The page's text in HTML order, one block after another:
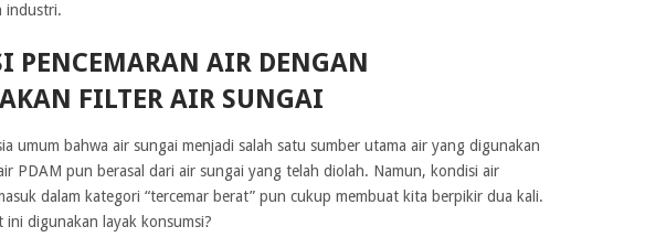
industri.
PENCEMARAN AIR DENGAN
FILTER AIR SUNGAI
umum bahwa air sungai menjadi salah satu sumber utama air yang digunakan
PDAM pun berasal dari air sungai yang telah diolah. Namun, kondisi air
dalam kategori “tercemar berat” pun cukup membuat kita berpikir dua kali.
ini digunakan layak konsumsi?